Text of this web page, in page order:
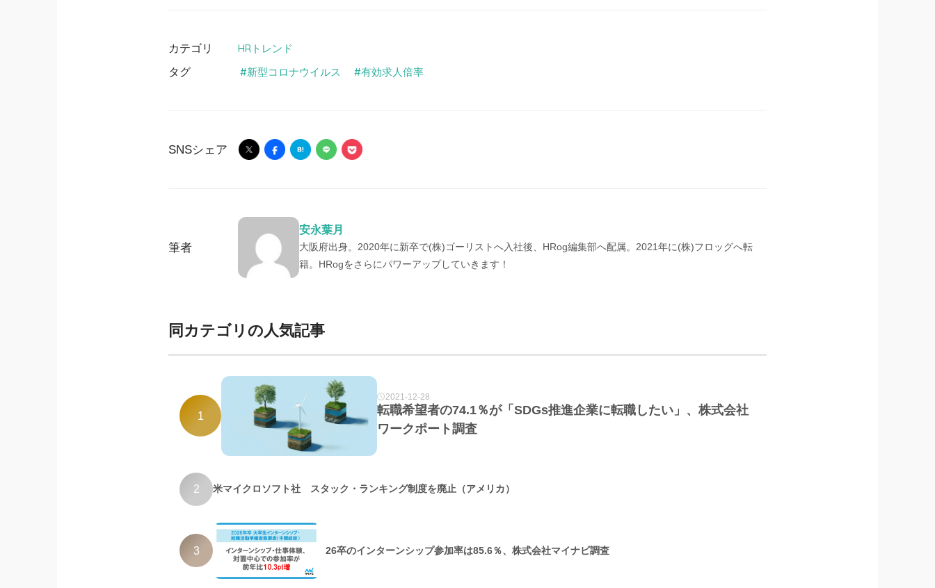
カテゴリ HRトレンド
タグ 新型コロナウイルス 有効求人倍率
SNSシェア
筆者
安永葉月
大阪府出身。2020年に新卒で(株)ゴーリストへ入社後、HRog編集部へ配属。2021年に(株)フロッグへ転
籍。HRogをさらにパワーアップしていきます！
同カテゴリの人気記事
1
2021-12-28
転職希望者の74.1％が「SDGs推進企業に転職したい」、株式会社
ワークポート調査
2 米マイクロソフト社 スタック・ランキング制度を廃止（アメリカ）
3 26卒のインターンシップ参加率は85.6％、株式会社マイナビ調査